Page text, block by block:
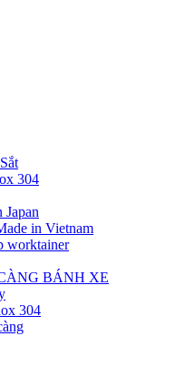
304
Japan
in Vietnam
worktainer
BÁNH XE
304